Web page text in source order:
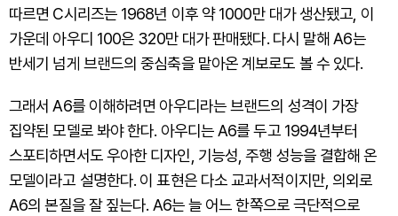
따르면 C시리즈는 1968년 이후 약 1000만 대가 생산됐고, 이
가운데 아우디 100은 320만 대가 판매됐다. 다시 말해 A6는
반세기 넘게 브랜드의 중심축을 맡아온 계보로도 볼 수 있다.
그래서 A6를 이해하려면 아우디라는 브랜드의 성격이 가장
집약된 모델로 봐야 한다. 아우디는 A6를 두고 1994년부터
스포티하면서도 우아한 디자인, 기능성, 주행 성능을 결합해 온
모델이라고 설명한다. 이 표현은 다소 교과서적이지만, 의외로
A6의 본질을 잘 짚는다. A6는 늘 어느 한쪽으로 극단적으로